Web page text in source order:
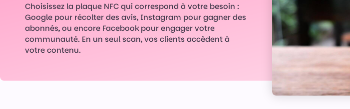
Choisissez la plaque NFC qui correspond à votre besoin :
Google pour récolter des avis, Instagram pour gagner des
abonnés, ou encore Facebook pour engager votre
communauté. En un seul scan, vos clients accèdent à
votre contenu.